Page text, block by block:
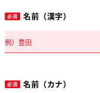
必須 名前（漢字）
必須 名前（カナ）